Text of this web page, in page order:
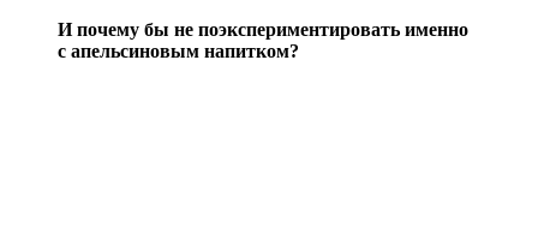
И почему бы не поэкспериментировать именно
с апельсиновым напитком?